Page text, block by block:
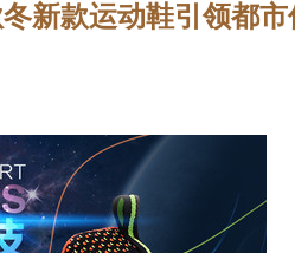
新款运动鞋引领都